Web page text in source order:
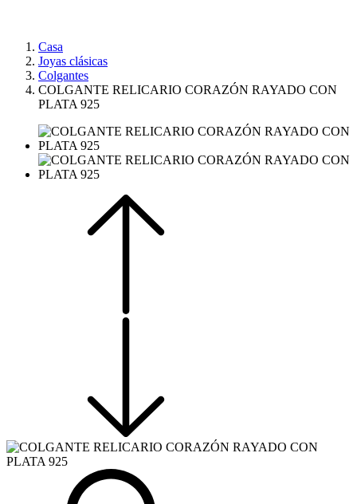
Casa
Joyas clásicas
Colgantes
COLGANTE RELICARIO CORAZÓN RAYADO CON
PLATA 925